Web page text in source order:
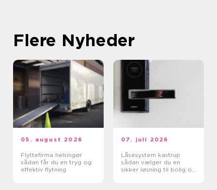
Flere Nyheder
05. august 2026
Flyttefirma helsingør
sådan får du en tryg og
effektiv flytning
07. juli 2026
Låsesystem kastrup
sådan vælger du en
sikker løsning til bolig og